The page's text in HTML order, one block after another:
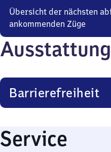
Übersicht der nächsten
ankommenden Züge
Ausstattung
Barrierefreiheit
Service